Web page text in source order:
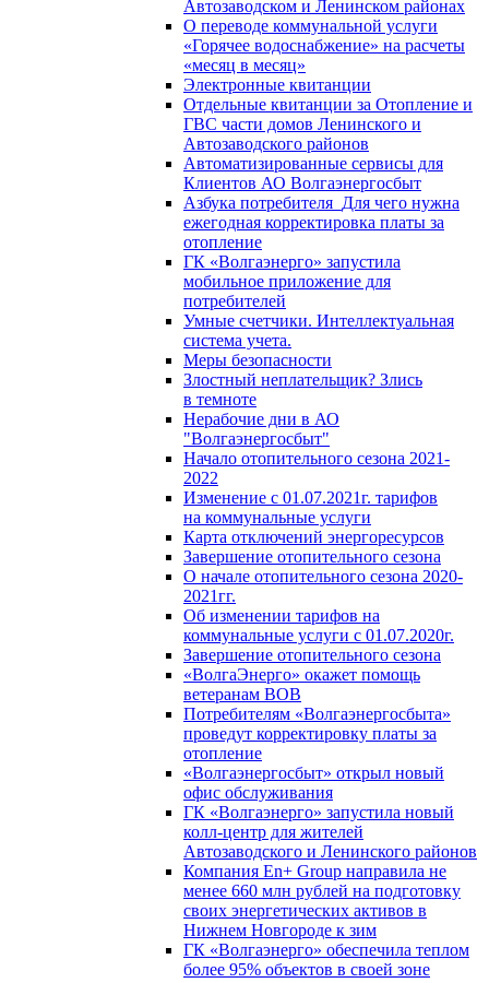
Автозаводском и Ленинском районах
О переводе коммунальной услуги
«Горячее водоснабжение» на расчеты
«месяц в месяц»
Электронные квитанции
Отдельные квитанции за Отопление и
ГВС части домов Ленинского и
Автозаводского районов
Автоматизированные сервисы для
Клиентов АО Волгаэнергосбыт
Азбука потребителя_Для чего нужна
ежегодная корректировка платы за
отопление
ГК «Волгаэнерго» запустила
мобильное приложение для
потребителей
Умные счетчики. Интеллектуальная
система учета.
Меры безопасности
Злостный неплательщик? Злись
в темноте
Нерабочие дни в АО
"Волгаэнергосбыт"
Начало отопительного сезона 2021-
2022
Изменение с 01.07.2021г. тарифов
на коммунальные услуги
Карта отключений энергоресурсов
Завершение отопительного сезона
О начале отопительного сезона 2020-
2021гг.
Об изменении тарифов на
коммунальные услуги с 01.07.2020г.
Завершение отопительного сезона
«ВолгаЭнерго» окажет помощь
ветеранам ВОВ
Потребителям «Волгаэнергосбыта»
проведут корректировку платы за
отопление
«Волгаэнергосбыт» открыл новый
офис обслуживания
ГК «Волгаэнерго» запустила новый
колл-центр для жителей
Автозаводского и Ленинского районов
Компания En+ Group направила не
менее 660 млн рублей на подготовку
своих энергетических активов в
Нижнем Новгороде к зим
ГК «Волгаэнерго» обеспечила теплом
более 95% объектов в своей зоне